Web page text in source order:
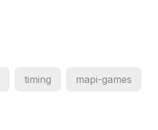
timing mapi-games